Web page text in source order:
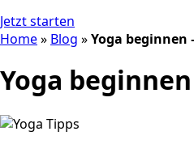
Jetzt starten
Home» Blog »Yoga beginnen
Yoga